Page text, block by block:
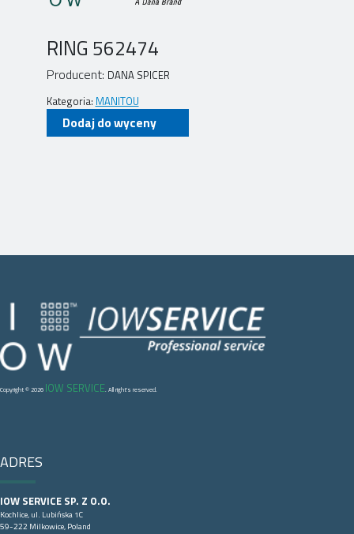
RING 562474
Producent: DANA SPICER
Kategoria: MANITOU
Dodaj do wyceny
Copyright © 2026 IOW SERVICE. All right's reserved.
ADRES
IOW SERVICE SP. Z O.O.
Kochlice, ul. Lubińska 1C
59-222 Milkowice, Poland